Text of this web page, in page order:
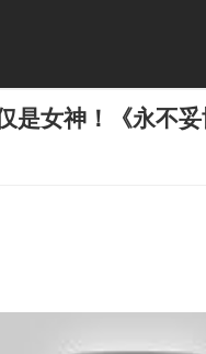
是女神！《永不妥